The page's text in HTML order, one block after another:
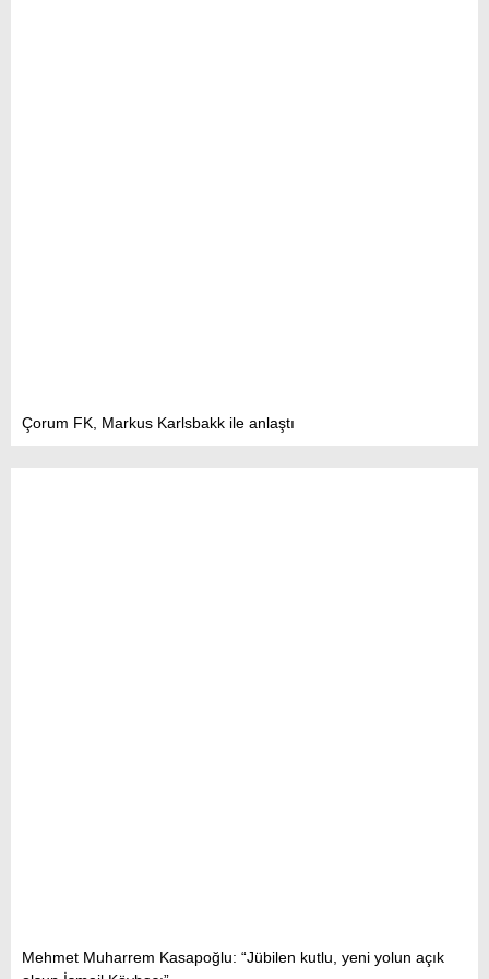
Çorum FK, Markus Karlsbakk ile anlaştı
Mehmet Muharrem Kasapoğlu: “Jübilen kutlu, yeni yolun açık